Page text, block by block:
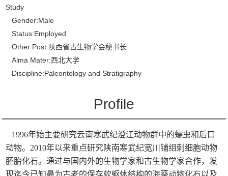
Study
Gender:Male
Status:Employed
Other Post:陕西省古生物学会秘书长
Alma Mater:西北大学
Discipline:Paleontology and Stratigraphy
Profile
1996年始主要研究云南寒武纪澄江动物群中的蠕虫和后口
动物。2010年以来重点研究陕南寒武纪宽川铺组刺细胞动物
胚胎化石。通过与国内外的生物学家和古生物学家合作，发
现迄今已知最为古老的保存软躯体结构的海葵动物化石以及